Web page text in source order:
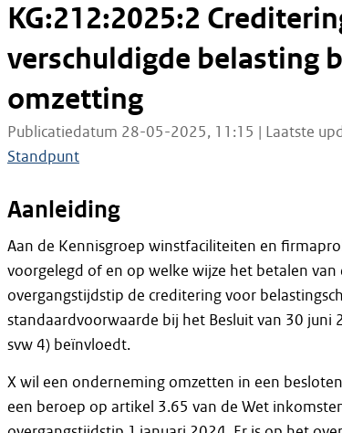
KG:212:2025:2
verschuldigde belasting
omzetting
Publicatiedatum 28-05-2025, 11:15 | Laatste
Standpunt
Aanleiding
Aan de Kennisgroep winstfaciliteiten en
voorgelegd of en op welke wijze het betalen
overgangstijdstip de creditering voor
standaardvoorwaarde bij het Besluit van 30 juni
svw 4) beïnvloedt.
X wil een onderneming omzetten in een
een beroep op artikel 3.65 van de Wet